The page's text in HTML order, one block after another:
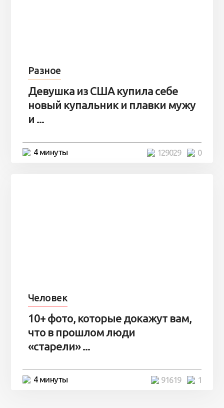
Разное
Девушка из США купила себе
новый купальник и плавки мужу
и ...
4 минуты 0
129029
Человек
10+ фото, которые докажут вам,
что в прошлом люди
«старели» ...
4 минуты 1
91619